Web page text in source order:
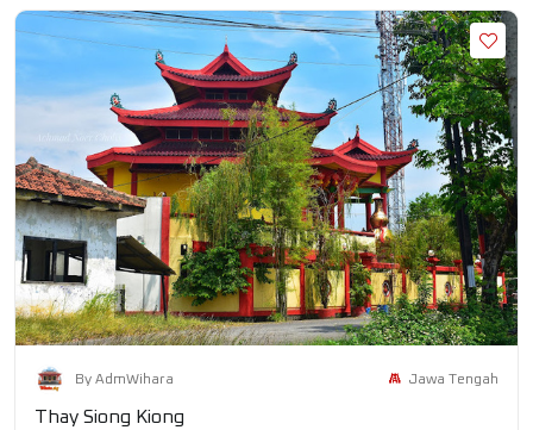
By AdmWihara Jawa Tengah
Thay Siong Kiong